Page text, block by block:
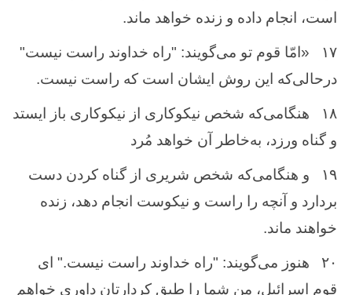
است، انجام داده‌ و زنده خواهد ماند.
۱۷
«امّا قوم تو می‌گویند: "راه خداوند راست نیست"
درحالی‌که این روش ایشان است که راست نیست.
۱۸
هنگامی‌که شخص نیکوکاری از نیکوکاری باز ایستد
و گناه ورزد، به‌خاطر آن خواهد مُرد
۱۹
و هنگامی‌که شخص شریری از گناه کردن دست
بردارد و آنچه را راست و نیکوست انجام دهد، زنده
خواهند ماند.
۲۰
هنوز می‌گویند: "راه خداوند راست نیست." ای
قوم اسرائیل، من شما را طبق کردارتان داوری خواهم